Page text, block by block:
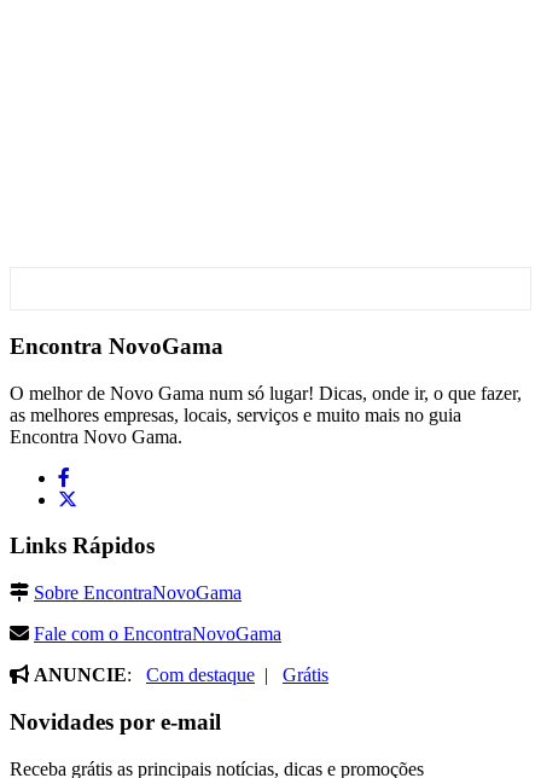
Encontra NovoGama
O melhor de Novo Gama num só lugar! Dicas, onde ir, o que fazer,
as melhores empresas, locais, serviços e muito mais no guia
Encontra Novo Gama.
Links Rápidos
Sobre EncontraNovoGama
Fale com o EncontraNovoGama
ANUNCIE: Com destaque | Grátis
Novidades por e-mail
Receba grátis as principais notícias, dicas e promoções